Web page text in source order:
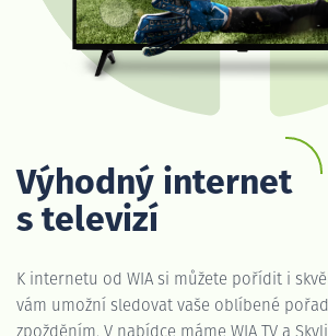
Výhodný internet
s televizí
K internetu od WIA si můžete pořídit i
vám umožní sledovat vaše oblíbené
zpožděním. V nabídce máme WIA TV a